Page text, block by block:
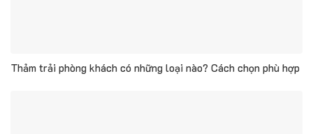
Thảm trải phòng khách có những loại nào? Cách chọn phù hợp